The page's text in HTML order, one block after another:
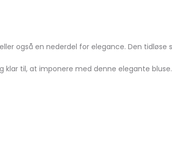
også en nederdel for elegance. Den
klar til, at imponere med denne elegante bluse.